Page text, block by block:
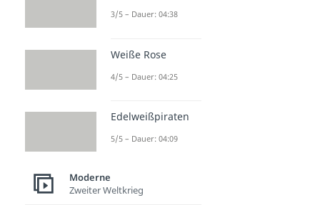
3/5 – Dauer: 04:38
Weiße Rose
4/5 – Dauer: 04:25
Edelweißpiraten
5/5 – Dauer: 04:09
Moderne
Zweiter Weltkrieg